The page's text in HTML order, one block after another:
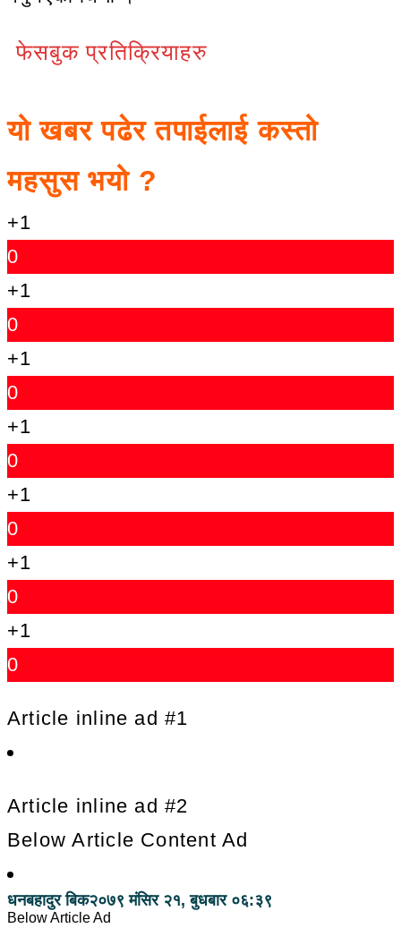
फेसबुक प्रतिक्रियाहरु
यो खबर पढेर तपाईलाई कस्तो
महसुस भयो ?
+1
0
+1
0
+1
0
+1
0
+1
0
+1
0
+1
0
Article inline ad #1
Article inline ad #2
Below Article Content Ad
धनबहादुर बिक२०७९ मंसिर २१, बुधबार ०६:३९
Below Article Ad